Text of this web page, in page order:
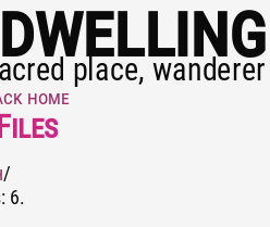
place, wanderer
home
Files
/
6.